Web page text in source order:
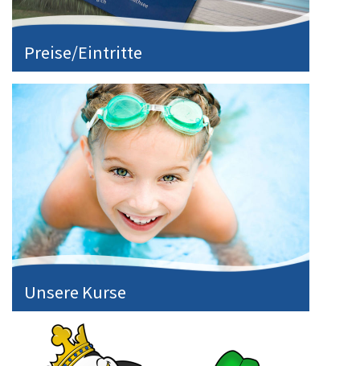
Preise/Eintritte
Unsere Kurse